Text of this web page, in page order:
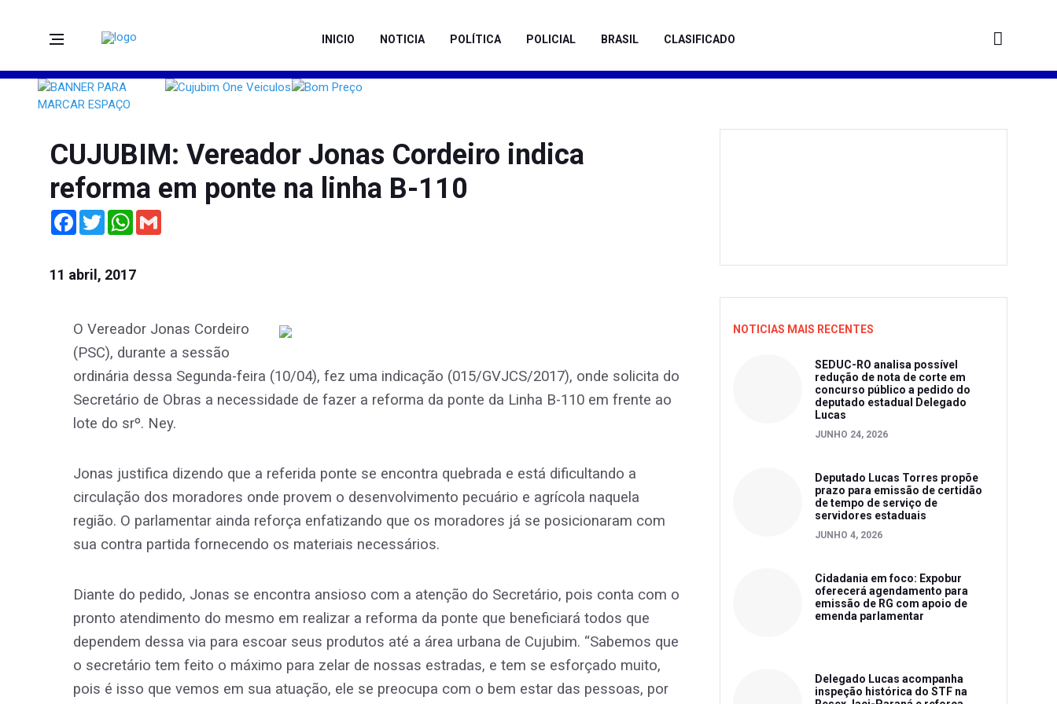
INICIO NOTICIA POLÍTICA POLICIAL BRASIL CLASIFICADO
CUJUBIM: Vereador Jonas Cordeiro indica
reforma em ponte na linha B-110
Facebook
TwitterWhatsApp
11 abril, 2017
O Vereador Jonas Cordeiro
(PSC), durante a sessão
ordinária dessa Segunda-feira (10/04), fez uma indicação (015/GVJCS/2017), onde solicita do
Secretário de Obras a necessidade de fazer a reforma da ponte da Linha B-110 em frente ao
lote do srº. Ney.
Jonas justifica dizendo que a referida ponte se encontra quebrada e está dificultando a
circulação dos moradores onde provem o desenvolvimento pecuário e agrícola naquela
região. O parlamentar ainda reforça enfatizando que os moradores já se posicionaram com
sua contra partida fornecendo os materiais necessários.
Diante do pedido, Jonas se encontra ansioso com a atenção do Secretário, pois conta com o
pronto atendimento do mesmo em realizar a reforma da ponte que beneficiará todos que
dependem dessa via para escoar seus produtos até a área urbana de Cujubim. “Sabemos que
o secretário tem feito o máximo para zelar de nossas estradas, e tem se esforçado muito,
pois é isso que vemos em sua atuação, ele se preocupa com o bem estar das pessoas, por
NOTICIAS MAIS RECENTES
SEDUC-RO analisa possível
redução de nota de corte em
concurso público a pedido do
deputado estadual Delegado
Lucas
JUNHO 24, 2026
Deputado Lucas Torres propõe
prazo para emissão de certidão
de tempo de serviço de
servidores estaduais
JUNHO 4, 2026
Cidadania em foco: Expobur
oferecerá agendamento para
emissão de RG com apoio de
emenda parlamentar
Delegado Lucas acompanha
inspeção histórica do STF na